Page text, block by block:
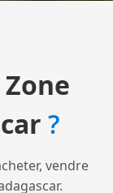
Zone
?
vendre